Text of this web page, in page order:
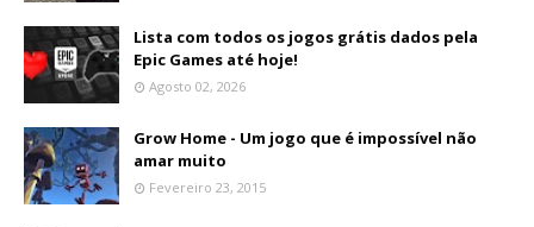
Lista com todos os jogos grátis dados pela
Epic Games até hoje!
Agosto 02, 2026
Grow Home - Um jogo que é impossível não
amar muito
Fevereiro 23, 2015